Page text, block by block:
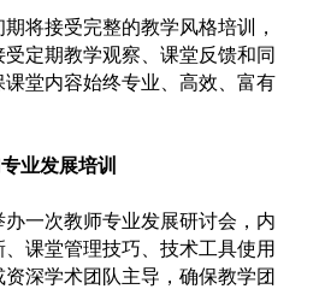
将接受完整的教学风格培训，
定期教学观察、课堂反馈和同
堂内容始终专业、高效、富有
业发展培训
办一次教师专业发展研讨会，内
课堂管理技巧、技术工具使用
深学术团队主导，确保教学团